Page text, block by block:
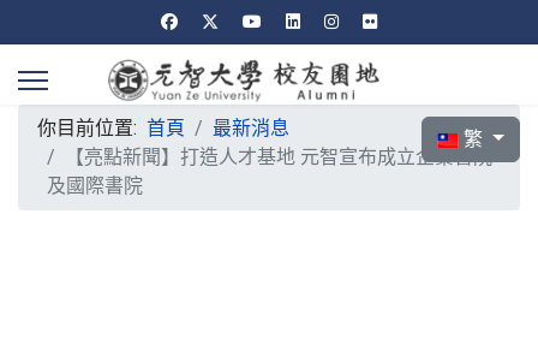
選擇你的語言
繁
你目前位置: 首頁
最新消息
【亮點新聞】打造人才基地 元智宣布成立企業書院
及國際書院